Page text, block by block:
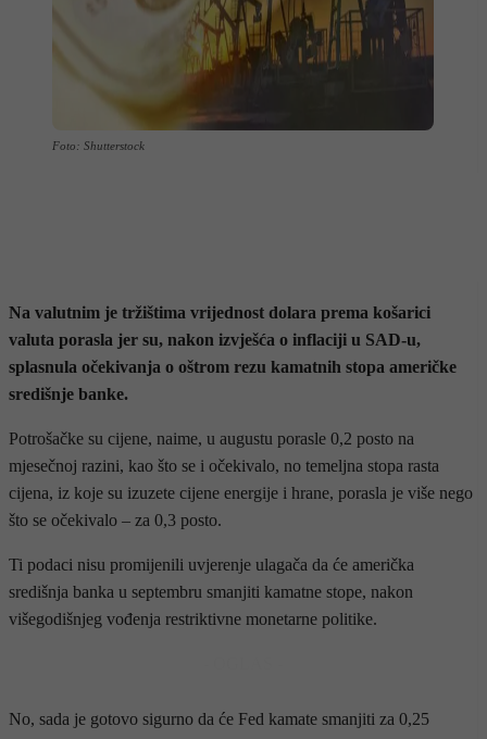
Foto: Shutterstock
Na valutnim je tržištima vrijednost dolara prema košarici
valuta porasla jer su, nakon izvješća o inflaciji u SAD-u,
splasnula očekivanja o oštrom rezu kamatnih stopa američke
središnje banke.
Potrošačke su cijene, naime, u augustu porasle 0,2 posto na
mjesečnoj razini, kao što se i očekivalo, no temeljna stopa rasta
cijena, iz koje su izuzete cijene energije i hrane, porasla je više nego
što se očekivalo – za 0,3 posto.
Ti podaci nisu promijenili uvjerenje ulagača da će američka
središnja banka u septembru smanjiti kamatne stope, nakon
višegodišnjeg vođenja restriktivne monetarne politike.
No, sada je gotovo sigurno da će Fed kamate smanjiti za 0,25